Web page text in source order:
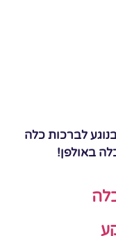
לברכות כלה
באולפן!